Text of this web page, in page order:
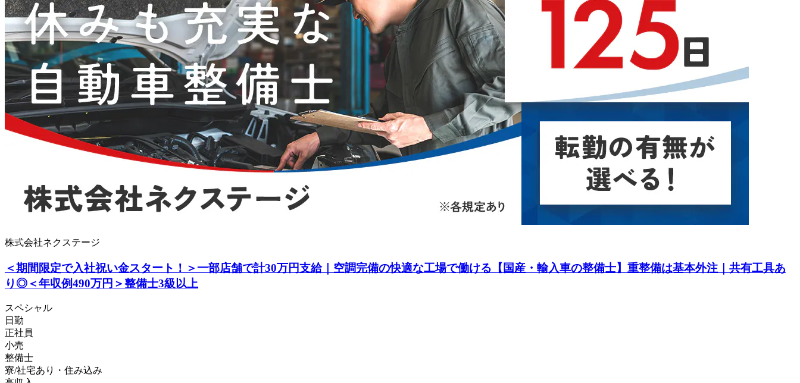
株式会社ネクステージ
＜期間限定で入社祝い金スタート！＞一部店舗で計30万円支給｜空調完備の快適な工場で働ける【国産・輸入車の整備士】重整備は基本外注｜共有工具あ
り◎＜年収例490万円＞整備士3級以上
スペシャル
日勤
正社員
小売
整備士
寮/社宅あり・住み込み